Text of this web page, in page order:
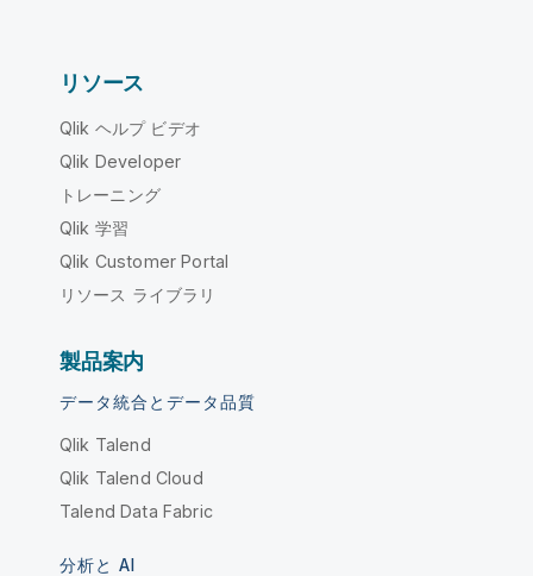
リソース
Qlik ヘルプ ビデオ
Qlik Developer
トレーニング
Qlik 学習
Qlik Customer Portal
リソース ライブラリ
製品案内
データ統合とデータ品質
Qlik Talend
Qlik Talend Cloud
Talend Data Fabric
分析と AI